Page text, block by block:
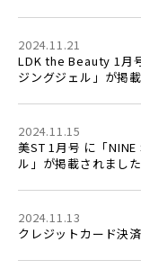
2024.11.21
LDK the Beauty 1月
ジングジェル」が掲
2024.11.15
美ST 1月号 に「
ル」が掲載されました
2024.11.13
クレジットカード決